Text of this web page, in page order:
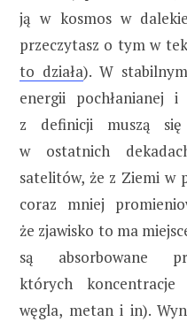
ją w kosmos w
przeczytasz o tym w
to działa). W
energii pochłanianej
z definicji muszą się
w ostatnich
satelitów, że z Ziemi w
coraz mniej
że zjawisko to ma
są absorbowane
których koncentracje
węgla, metan i in).